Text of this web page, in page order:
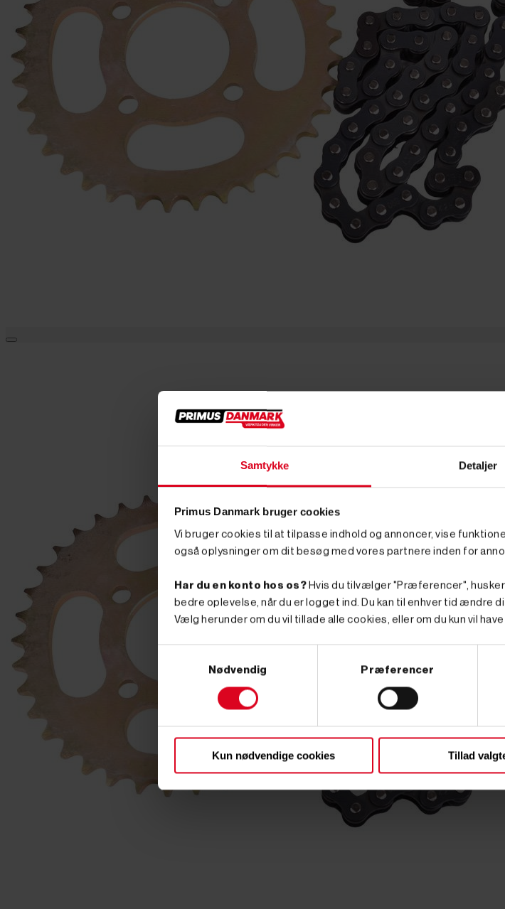
Samtykke Detaljer
Primus Danmark bruger cookies
Vi bruger cookies til at tilpasse indhold og annoncer, vise
også oplysninger om dit besøg med vores partnere inden for
Har du en konto hos os? Hvis du tilvælger "Præferencer",
bedre oplevelse, når du er logget ind. Du kan til enhver tid ændre
Vælg herunder om du vil tillade alle cookies, eller om du kun vil
Nødvendig Præferencer
Kun nødvendige cookies Tillad